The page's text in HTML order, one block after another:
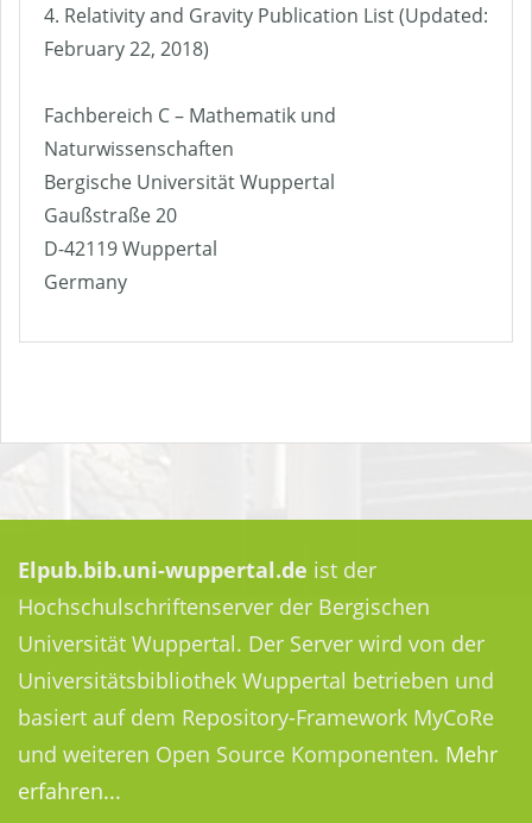
4. Relativity and Gravity Publication List (Updated:
February 22, 2018)
Fachbereich C – Mathematik und
Naturwissenschaften
Bergische Universität Wuppertal
Gaußstraße 20
D-42119 Wuppertal
Germany
Elpub.bib.uni-wuppertal.de ist der
Hochschulschriftenserver der Bergischen
Universität Wuppertal. Der Server wird von der
Universitätsbibliothek Wuppertal betrieben und
basiert auf dem Repository-Framework MyCoRe
und weiteren Open Source Komponenten. Mehr
erfahren...